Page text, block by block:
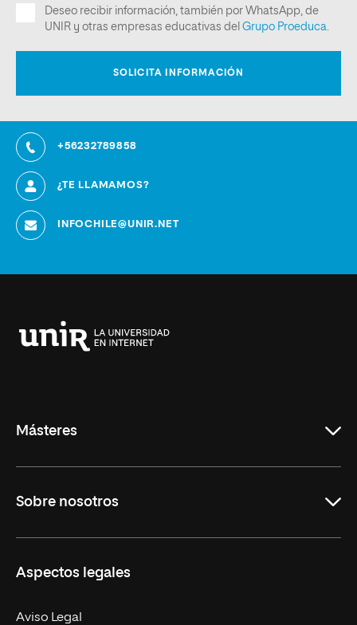
+56232789858
¿TE LLAMAMOS?
INFOCHILE@UNIR.NET
Másteres
Derecho
Empresa
MBA
Sobre nosotros
Nuestro Equipo
Contacto
Aspectos legales
Aviso Legal